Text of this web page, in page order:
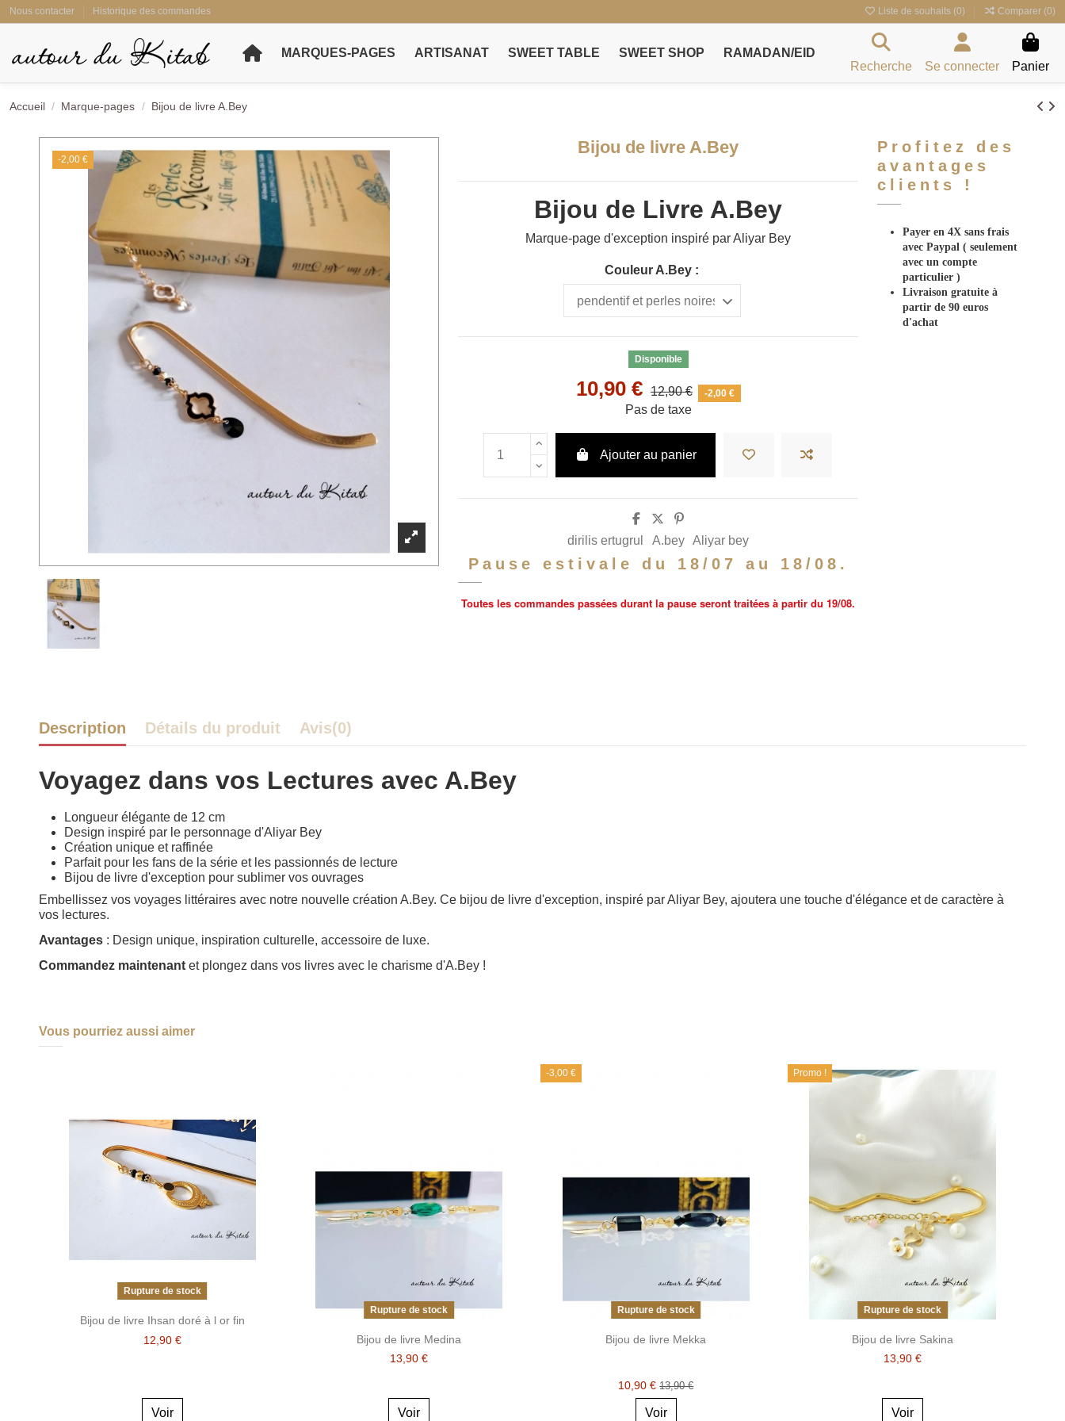
Nous contacter Historique des commandes Liste de souhaits (0) Comparer (0)
MARQUES-PAGES ARTISANAT SWEET TABLE SWEET SHOP
RAMADAN/EID
Recherche
Se connecter Panier
Accueil Marque-pages Bijou de livre A.Bey
-2,00 €
Bijou de livre A.Bey
Bijou de Livre A.Bey
Marque-page d'exception inspiré par Aliyar Bey
Couleur A.Bey :
Disponible
10,90 € 12,90 € -2,00 €
Pas de taxe
Ajouter au panier
dirilis ertugrul A.bey Aliyar bey
Pause estivale du 18/07 au 18/08.
Toutes les commandes passées durant la pause seront traitées à partir du 19/08.
Profitez des
avantages
clients !
Payer en 4X sans frais
avec Paypal( seulement
avec un compte
particulier )
Livraison gratuite à
partir de 90 euros
d'achat
Description Détails du produit Avis(0)
Voyagez dans vos Lectures avec A.Bey
Longueur élégante de 12 cm
Design inspiré par le personnage d'Aliyar Bey
Création unique et raffinée
Parfait pour les fans de la série et les passionnés de lecture
Bijou de livre d'exception pour sublimer vos ouvrages
Embellissez vos voyages littéraires avec notre nouvelle création A.Bey. Ce bijou de livre d'exception, inspiré par Aliyar Bey, ajoutera une touche d'élégance et de caractère à
vos lectures.
Avantages : Design unique, inspiration culturelle, accessoire de luxe.
Commandez maintenant et plongez dans vos livres avec le charisme d'A.Bey !
Vous pourriez aussi aimer
Rupture de stock
Bijou de livre Ihsan doré à l or fin
12,90 €
Voir
Rupture de stock
Bijou de livre Medina
13,90 €
Voir
-3,00 €
Rupture de stock
Bijou de livre Mekka
10,90 €13,90 €
Voir
Promo !
Rupture de stock
Bijou de livre Sakina
13,90 €
Voir